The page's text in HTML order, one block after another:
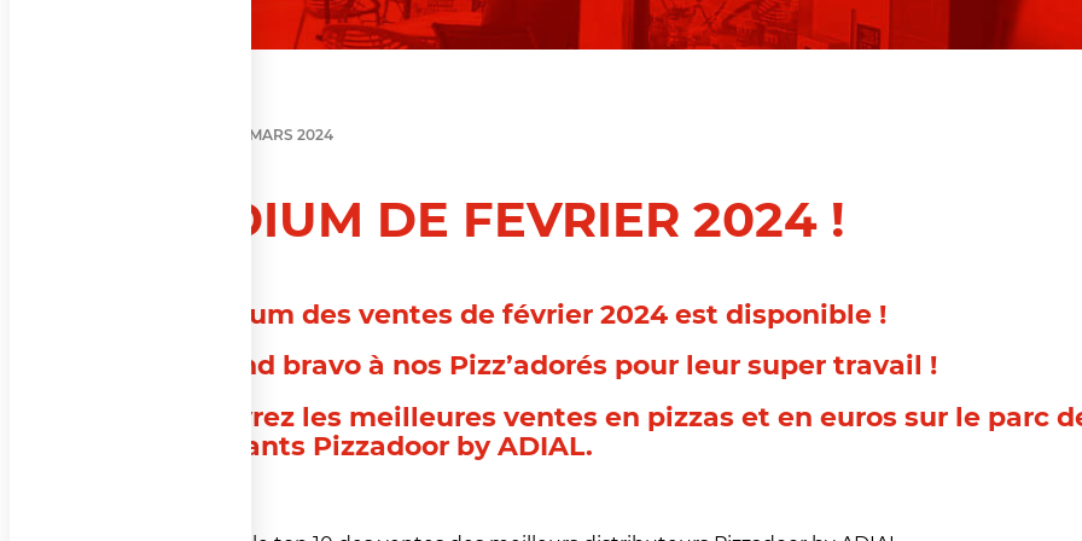
4 MARS 2024
PODIUM DE FEVRIER 2024 !
Le podium des ventes de février 2024 est disponible !
Un grand bravo à nos Pizz’adorés pour leur super travail !
Découvrez les meilleures ventes en pizzas et en euros sur le parc
exploitants Pizzadoor by ADIAL.